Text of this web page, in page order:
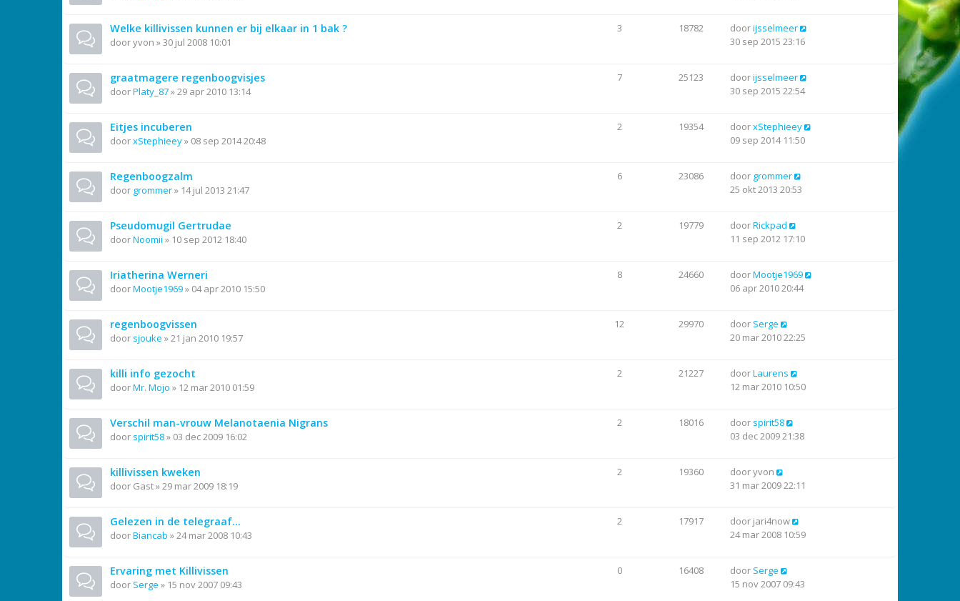
Welke killivissen kunnen er bij elkaar in 1 bak ?
dooryvon »30 jul 2008 10:01
3 18782 doorijsselmeer
30 sep 2015 23:16
graatmagere regenboogvisjes
doorPlaty_87»29 apr 2010 13:14
7 25123 doorijsselmeer
30 sep 2015 22:54
Eitjes incuberen
doorxStephieey» 08 sep 2014 20:48
2 19354 doorxStephieey
09 sep 2014 11:50
Regenboogzalm
door grommer» 14 jul 2013 21:47
6 23086 door grommer
25 okt 2013 20:53
Pseudomugil Gertrudae
doorNoomii » 10 sep 2012 18:40
2 19779 doorRickpad
11 sep 2012 17:10
Iriatherina Werneri
doorMootje1969» 04 apr 2010 15:50
8 24660 doorMootje1969
06 apr 2010 20:44
regenboogvissen
door sjouke »21 jan 2010 19:57
12 29970 door Serge
20 mar 2010 22:25
killi info gezocht
doorMr. Mojo » 12 mar 2010 01:59
2 21227 doorLaurens
12 mar 2010 10:50
Verschil man-vrouw Melanotaenia Nigrans
door spirit58» 03 dec 2009 16:02
2 18016 door spirit58
03 dec 2009 21:38
killivissen kweken
door Gast»29 mar 2009 18:19
2 19360 dooryvon
31 mar 2009 22:11
Gelezen in de telegraaf...
doorBiancab »24 mar 2008 10:43
2 17917 door jari4now
24 mar 2008 10:59
Ervaring met Killivissen
door Serge » 15 nov 2007 09:43
0 16408 door Serge
15 nov 2007 09:43